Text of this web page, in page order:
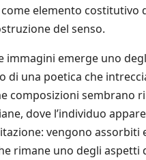
elemento costitutivo
del senso.
immagini emerge uno
di una poetica che
composizioni sembrano
dove l’individuo
vengono
rimane uno degli